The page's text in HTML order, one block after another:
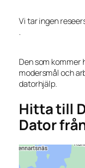
Vi tar ingen
.
Den som kommer
modersmål och
datorhjälp.
Hitta till
Dator